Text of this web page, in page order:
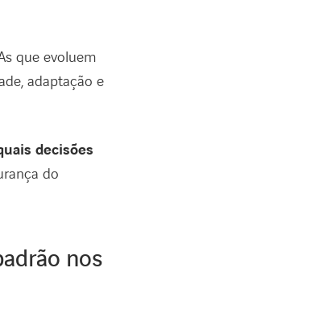
que evoluem
adaptação e
decisões
do
nos